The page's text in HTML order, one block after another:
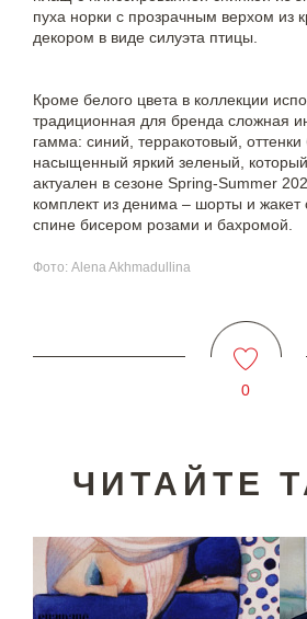
пуха норки с прозрачным верхом из
декором в виде силуэта птицы.
Кроме белого цвета в коллекции
традиционная для бренда сложная
гамма: синий, терракотовый,
насыщенный яркий зеленый, который
актуален в сезоне Spring-Summer
комплект из денима – шорты и
спине бисером розами и бахромой.
Фото: Alena Akhmadullina
0
ЧИТАЙТЕ